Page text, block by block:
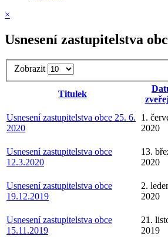
×
Usnesení zastupitelstva
Zobrazit
Titulek
Usnesení zastupitelstva obce 25. 6.
2020
1.
2020
Usnesení zastupitelstva obce
12.3.2020
13.
2020
Usnesení zastupitelstva obce
19.12.2019
2.
2020
Usnesení zastupitelstva obce
15.11.2019
21.
2019